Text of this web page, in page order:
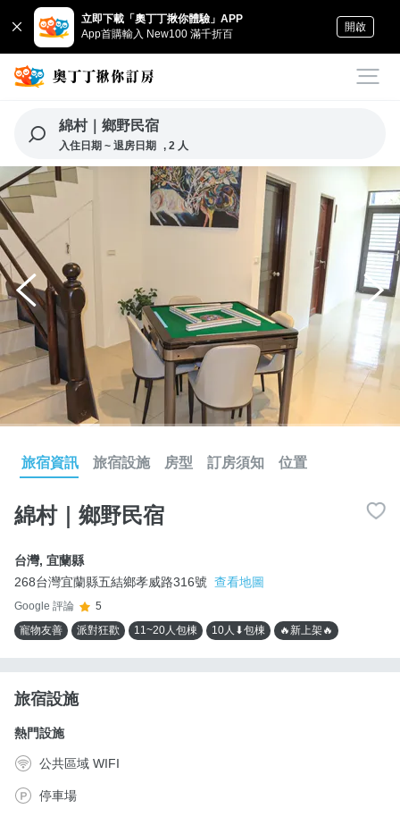
立即下載「奧丁丁揪你體驗」APP
App首購輸入 New100 滿千折百
開啟
綿村｜鄉野民宿
入住日期 ~ 退房日期 , 2 人
旅宿資訊 旅宿設施 房型 訂房須知 位置
綿村｜鄉野民宿
台灣, 宜蘭縣
268台灣宜蘭縣五結鄉孝威路316號 查看地圖
Google 評論
5
寵物友善
派對狂歡 11~20人包棟 10人⬇包棟 🔥新上架🔥
旅宿設施
熱門設施
公共區域 WIFI
停車場